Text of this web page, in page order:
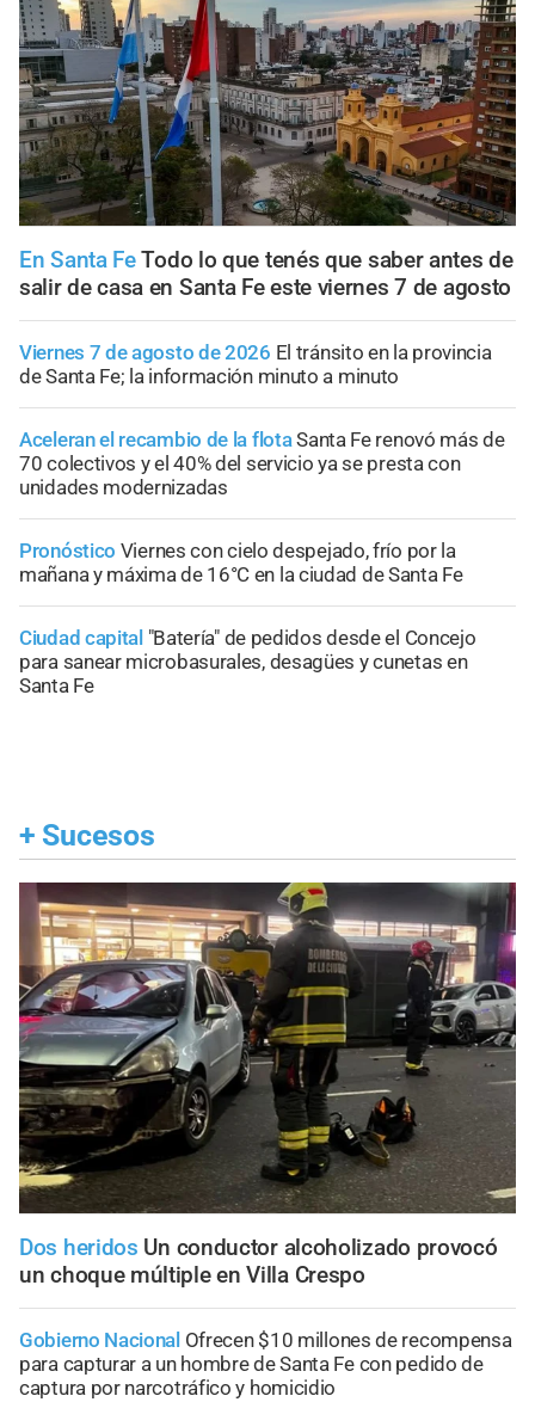
En Santa FeTodo lo que tenés que saber antes de
salir de casa en Santa Fe este viernes 7 de agosto
Viernes 7 de agosto de 2026 El tránsito en la provincia
de Santa Fe; la información minuto a minuto
Aceleran el recambio de la flotaSanta Fe renovó más de
70 colectivos y el 40% del servicio ya se presta con
unidades modernizadas
Pronóstico Viernes con cielo despejado, frío por la
mañana y máxima de 16°C en la ciudad de Santa Fe
Ciudad capital "Batería" de pedidos desde el Concejo
para sanear microbasurales, desagües y cunetas en
Santa Fe
+ Sucesos
Dos heridos Un conductor alcoholizado provocó
un choque múltiple en Villa Crespo
Gobierno Nacional Ofrecen $10 millones de recompensa
para capturar a un hombre de Santa Fe con pedido de
captura por narcotráfico y homicidio